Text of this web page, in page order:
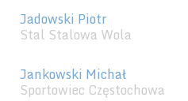
Jadowski Piotr
Stal Stalowa Wola
Jankowski Michał
Sportowiec Częstochowa